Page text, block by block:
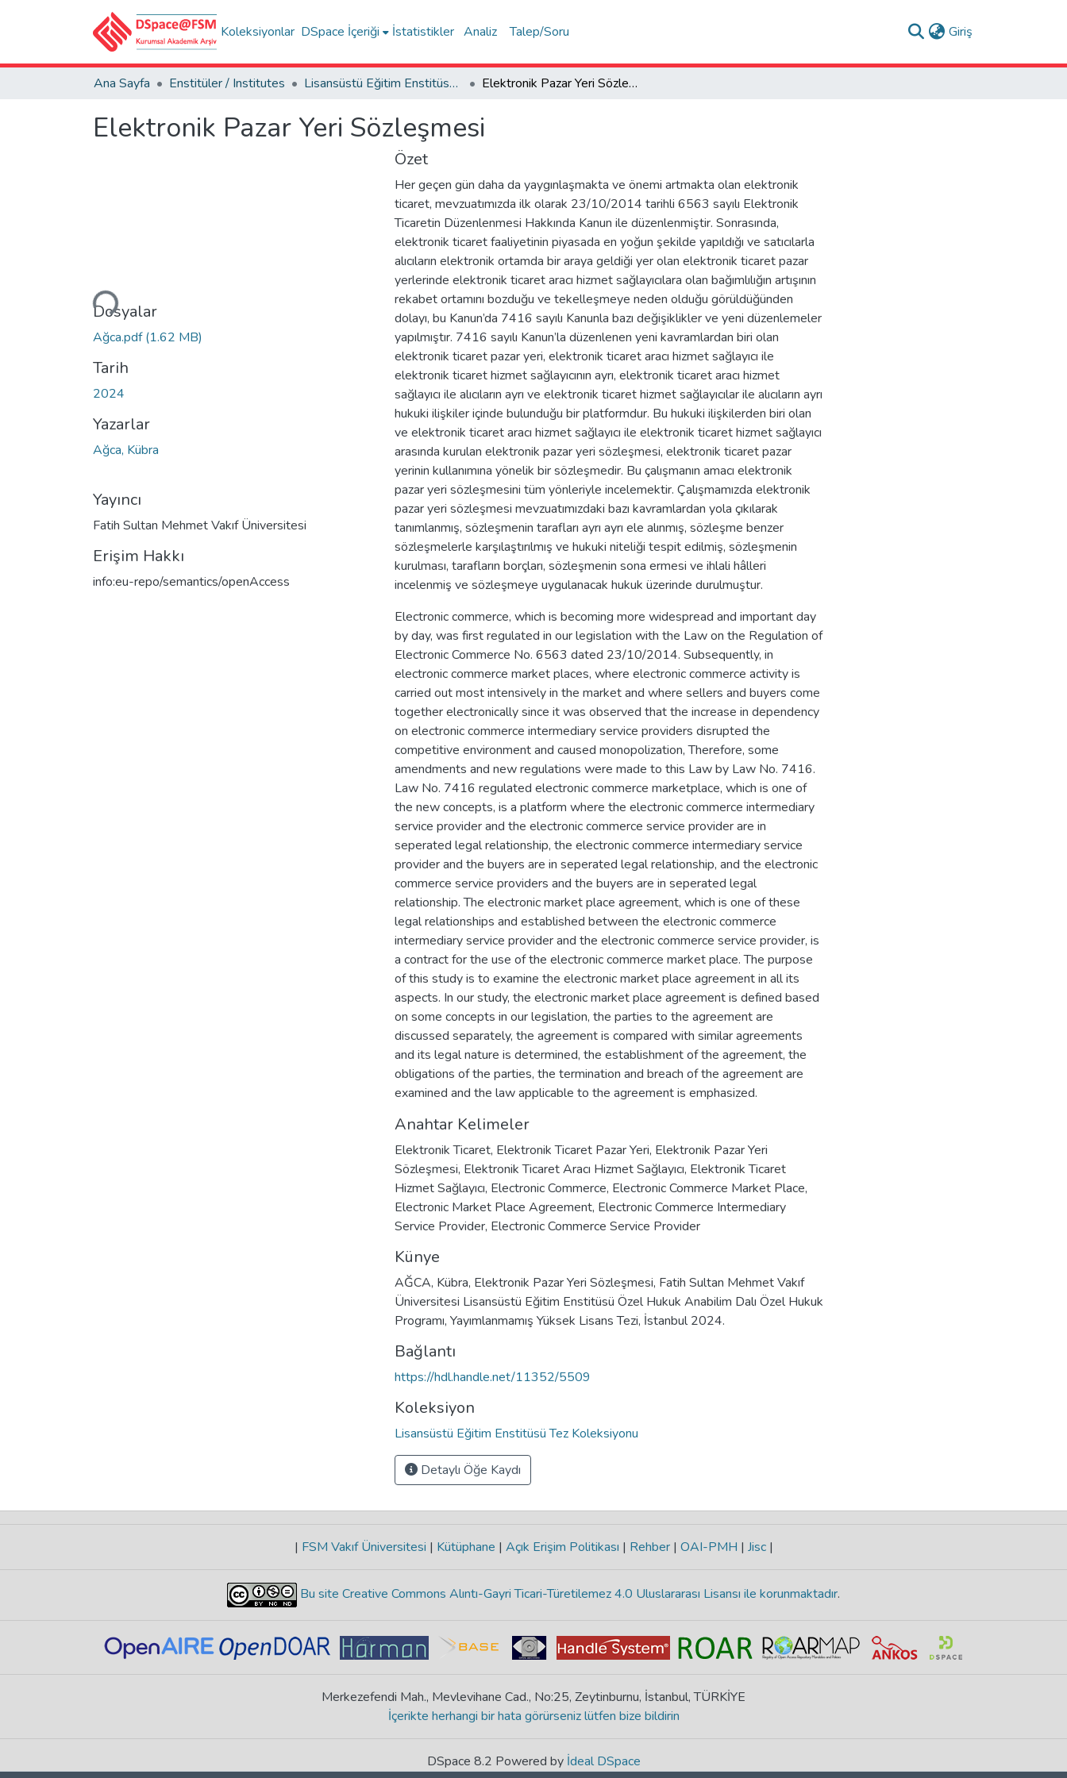
Koleksiyonlar DSpace İçeriği İstatistikler Analiz Talep/Soru Giriş
Ana Sayfa Enstitüler / Institutes Lisansüstü Eğitim Enstitüsü Tez Koleksiyonu Elektronik Pazar Yeri Sözleşmesi
Elektronik Pazar Yeri Sözleşmesi
Yükleniyor...
Dosyalar
Ağca.pdf(1.62 MB)
Tarih
2024
Yazarlar
Ağca, Kübra
Yayıncı
Fatih Sultan Mehmet Vakıf Üniversitesi
Erişim Hakkı
info:eu-repo/semantics/openAccess
Özet
Her geçen gün daha da yaygınlaşmakta ve önemi artmakta olan elektronik
ticaret, mevzuatımızda ilk olarak 23/10/2014 tarihli 6563 sayılı Elektronik
Ticaretin Düzenlenmesi Hakkında Kanun ile düzenlenmiştir. Sonrasında,
elektronik ticaret faaliyetinin piyasada en yoğun şekilde yapıldığı ve satıcılarla
alıcıların elektronik ortamda bir araya geldiği yer olan elektronik ticaret pazar
yerlerinde elektronik ticaret aracı hizmet sağlayıcılara olan bağımlılığın artışının
rekabet ortamını bozduğu ve tekelleşmeye neden olduğu görüldüğünden
dolayı, bu Kanun’da 7416 sayılı Kanunla bazı değişiklikler ve yeni düzenlemeler
yapılmıştır. 7416 sayılı Kanun’la düzenlenen yeni kavramlardan biri olan
elektronik ticaret pazar yeri, elektronik ticaret aracı hizmet sağlayıcı ile
elektronik ticaret hizmet sağlayıcının ayrı, elektronik ticaret aracı hizmet
sağlayıcı ile alıcıların ayrı ve elektronik ticaret hizmet sağlayıcılar ile alıcıların ayrı
hukuki ilişkiler içinde bulunduğu bir platformdur. Bu hukuki ilişkilerden biri olan
ve elektronik ticaret aracı hizmet sağlayıcı ile elektronik ticaret hizmet sağlayıcı
arasında kurulan elektronik pazar yeri sözleşmesi, elektronik ticaret pazar
yerinin kullanımına yönelik bir sözleşmedir. Bu çalışmanın amacı elektronik
pazar yeri sözleşmesini tüm yönleriyle incelemektir. Çalışmamızda elektronik
pazar yeri sözleşmesi mevzuatımızdaki bazı kavramlardan yola çıkılarak
tanımlanmış, sözleşmenin tarafları ayrı ayrı ele alınmış, sözleşme benzer
sözleşmelerle karşılaştırılmış ve hukuki niteliği tespit edilmiş, sözleşmenin
kurulması, tarafların borçları, sözleşmenin sona ermesi ve ihlali hâlleri
incelenmiş ve sözleşmeye uygulanacak hukuk üzerinde durulmuştur.
Electronic commerce, which is becoming more widespread and important day
by day, was first regulated in our legislation with the Law on the Regulation of
Electronic Commerce No. 6563 dated 23/10/2014. Subsequently, in
electronic commerce market places, where electronic commerce activity is
carried out most intensively in the market and where sellers and buyers come
together electronically since it was observed that the increase in dependency
on electronic commerce intermediary service providers disrupted the
competitive environment and caused monopolization, Therefore, some
amendments and new regulations were made to this Law by Law No. 7416.
Law No. 7416 regulated electronic commerce marketplace, which is one of
the new concepts, is a platform where the electronic commerce intermediary
service provider and the electronic commerce service provider are in
seperated legal relationship, the electronic commerce intermediary service
provider and the buyers are in seperated legal relationship, and the electronic
commerce service providers and the buyers are in seperated legal
relationship. The electronic market place agreement, which is one of these
legal relationships and established between the electronic commerce
intermediary service provider and the electronic commerce service provider, is
a contract for the use of the electronic commerce market place. The purpose
of this study is to examine the electronic market place agreement in all its
aspects. In our study, the electronic market place agreement is defined based
on some concepts in our legislation, the parties to the agreement are
discussed separately, the agreement is compared with similar agreements
and its legal nature is determined, the establishment of the agreement, the
obligations of the parties, the termination and breach of the agreement are
examined and the law applicable to the agreement is emphasized.
Anahtar Kelimeler
Elektronik Ticaret, Elektronik Ticaret Pazar Yeri, Elektronik Pazar Yeri
Sözleşmesi, Elektronik Ticaret Aracı Hizmet Sağlayıcı, Elektronik Ticaret
Hizmet Sağlayıcı, Electronic Commerce, Electronic Commerce Market Place,
Electronic Market Place Agreement, Electronic Commerce Intermediary
Service Provider, Electronic Commerce Service Provider
Künye
AĞCA, Kübra, Elektronik Pazar Yeri Sözleşmesi, Fatih Sultan Mehmet Vakıf
Üniversitesi Lisansüstü Eğitim Enstitüsü Özel Hukuk Anabilim Dalı Özel Hukuk
Programı, Yayımlanmamış Yüksek Lisans Tezi, İstanbul 2024.
Bağlantı
https://hdl.handle.net/11352/5509
Koleksiyon
Lisansüstü Eğitim Enstitüsü Tez Koleksiyonu
Detaylı Öğe Kaydı
| FSM Vakıf Üniversitesi | Kütüphane | Açık Erişim Politikası | Rehber | OAI-PMH | Jisc |
Bu site Creative Commons Alıntı-Gayri Ticari-Türetilemez 4.0 Uluslararası Lisansı ile korunmaktadır.
Merkezefendi Mah., Mevlevihane Cad., No:25, Zeytinburnu, İstanbul, TÜRKİYE
İçerikte herhangi bir hata görürseniz lütfen bize bildirin
DSpace 8.2 Powered by İdeal DSpace